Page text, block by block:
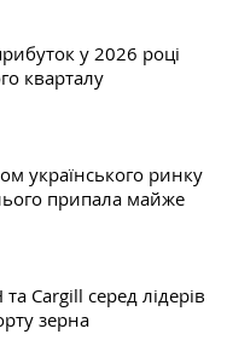
у 2026 році
кварталу
українського ринку
припала майже
Cargill серед лідерів
зерна